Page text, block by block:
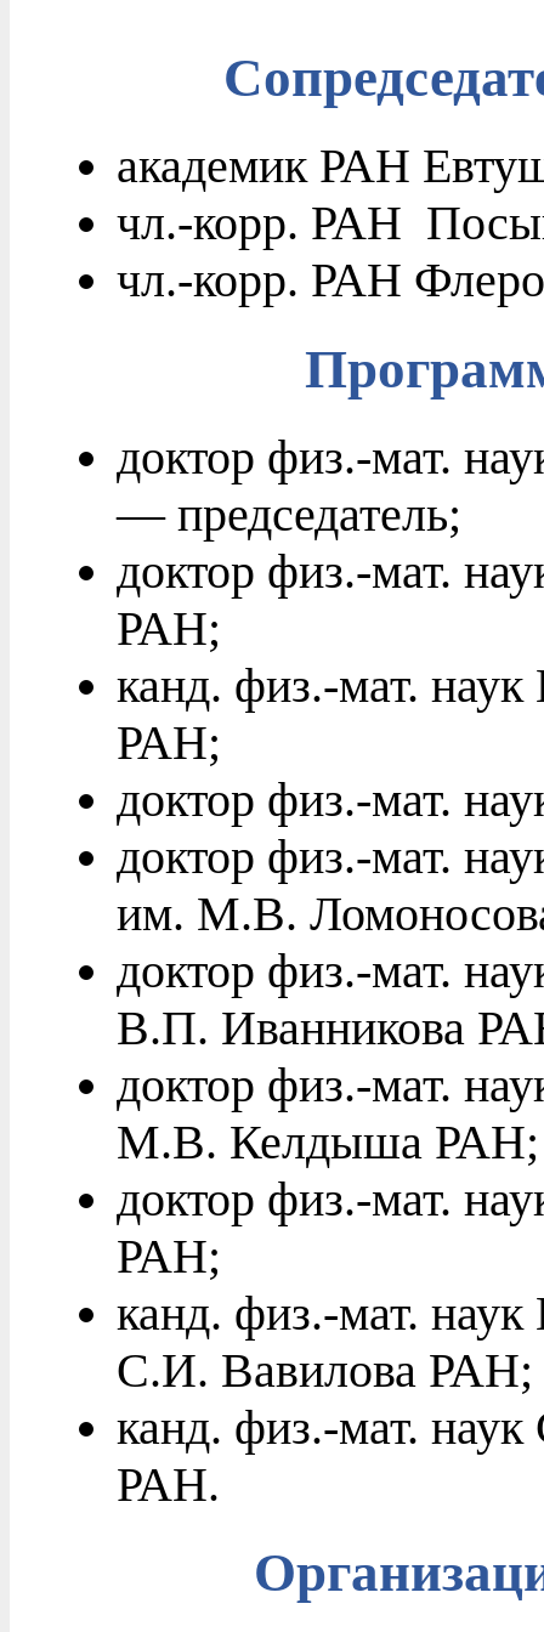
академик РАН
чл.-корр. РАН
чл.-корр. РАН
доктор физ.-мат.
— председатель;
доктор физ.-мат.
РАН;
канд. физ.-мат.
РАН;
доктор физ.-мат.
доктор физ.-мат.
им. М.В.
доктор физ.-мат.
В.П. Иванникова
доктор физ.-мат.
М.В. Келдыша РАН;
доктор физ.-мат.
РАН;
канд. физ.-мат.
С.И. Вавилова РАН;
канд. физ.-мат.
РАН.